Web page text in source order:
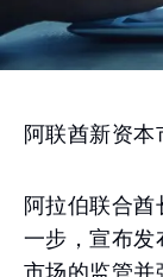
阿联酋新资本
阿拉伯联合酋
一步，宣布发
市场的监管并